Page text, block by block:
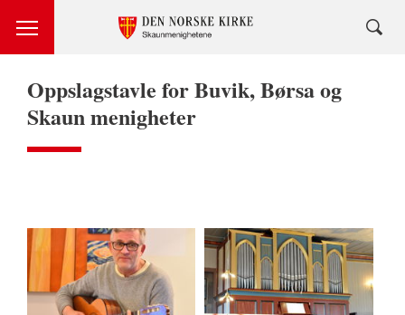
Oppslagstavle for Buvik, Børsa og
Skaun menigheter